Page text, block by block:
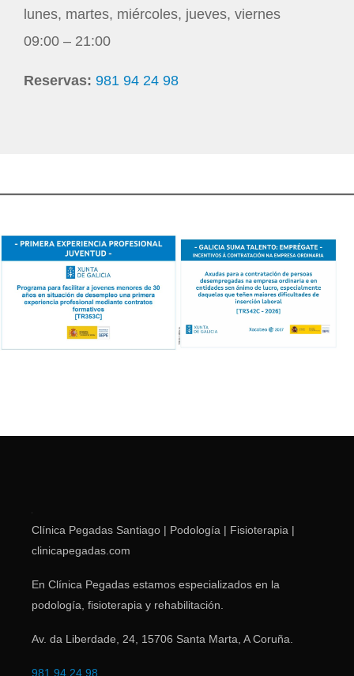
lunes, martes, miércoles, jueves, viernes
09:00 – 21:00
Reservas: 981 94 24 98
Clínica Pegadas Santiago | Podología | Fisioterapia |
clinicapegadas.com
En Clínica Pegadas estamos especializados en la
podología, fisioterapia y rehabilitación.
Av. da Liberdade, 24 15706 Santa Marta A Coruña
981 94 24 98